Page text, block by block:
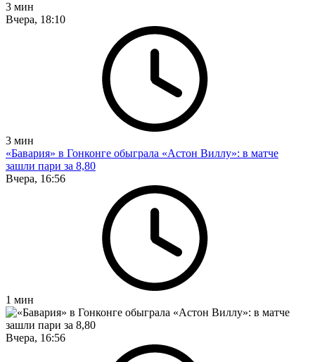
3 мин
Вчера, 18:10
3 мин
«Бавария» в Гонконге обыграла «Астон Виллу»: в матче
зашли пари за 8,80
Вчера, 16:56
1 мин
Вчера, 16:56